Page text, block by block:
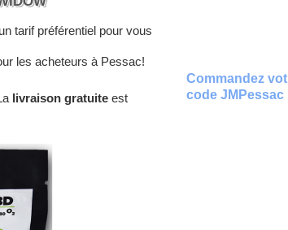
tarif préférentiel pour vous
les acheteurs à Pessac!
livraison gratuite est
Commandez
code JMPessac